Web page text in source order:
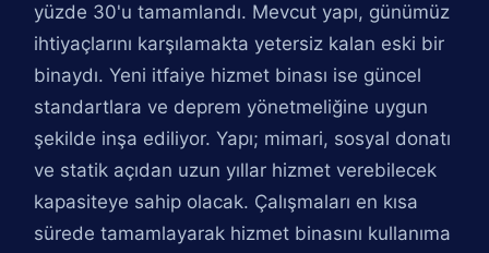
yüzde 30'u tamamlandı. Mevcut yapı, günümüz
ihtiyaçlarını karşılamakta yetersiz kalan eski bir
binaydı. Yeni itfaiye hizmet binası ise güncel
standartlara ve deprem yönetmeliğine uygun
şekilde inşa ediliyor. Yapı; mimari, sosyal donatı
ve statik açıdan uzun yıllar hizmet verebilecek
kapasiteye sahip olacak. Çalışmaları en kısa
sürede tamamlayarak hizmet binasını kullanıma